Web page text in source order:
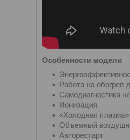
Особенности модели
Работа на обогрев
Самодиагностика
Ионизация
«Холодная плазма»
Объемный
Авторестарт